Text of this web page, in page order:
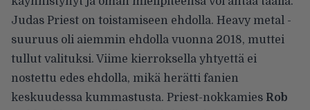
Judas Priest on toistamiseen ehdolla. Heavy metal -
suuruus oli aiemmin ehdolla vuonna 2018, muttei
tullut valituksi. Viime kierroksella yhtyettä ei
nostettu edes ehdolla, mikä herätti fanien
keskuudessa kummastusta. Priest-nokkamies Rob